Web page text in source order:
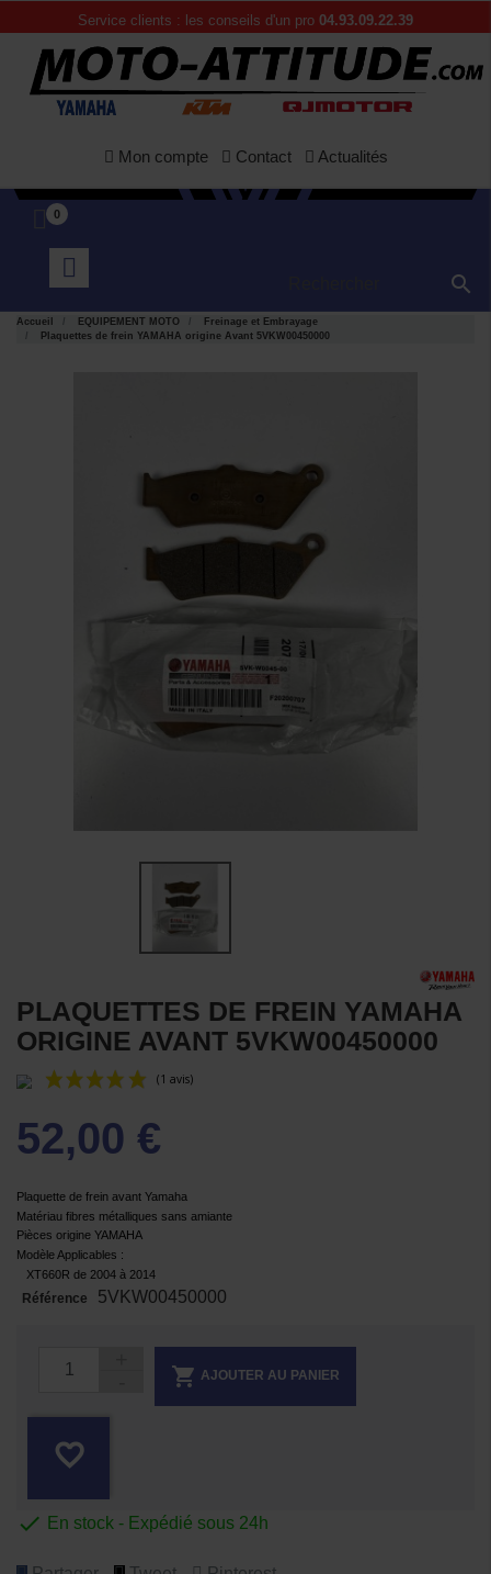
Service clients : les conseils d'un pro 04.93.09.22.39
Mon compte Contact Actualités
0

Accueil EQUIPEMENT MOTO
Freinage et Embrayage
Plaquettes de frein YAMAHA origine Avant 5VKW00450000
PLAQUETTES DE FREIN YAMAHA
ORIGINE AVANT 5VKW00450000
52,00 €
Plaquette de frein avant Yamaha
Matériau fibres métalliques sans amiante
Pièces origine YAMAHA
Modèle Applicables :
XT660R de 2004 à 2014
Référence 5VKW00450000
 AJOUTER AU PANIER
favorite_border
 En stock - Expédié sous 24h